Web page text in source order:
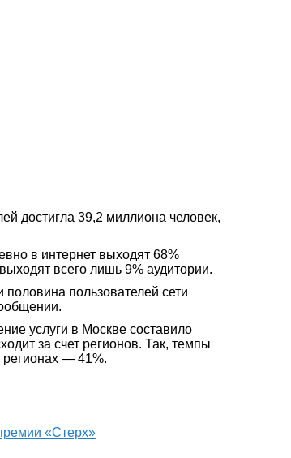
достигла 39,2 миллиона человек,
в интернет выходят 68%
всего лишь 9% аудитории.
пользователей сети
услуги в Москве составило
за счет регионов. Так, темпы
регионах — 41%.
«Стерх»